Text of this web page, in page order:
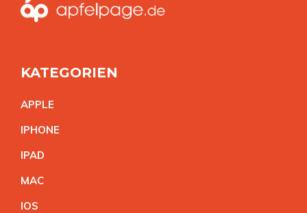
KATEGORIEN
APPLE
IPHONE
IPAD
MAC
IOS